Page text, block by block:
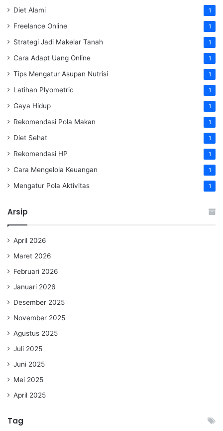
Diet Alami 1
Freelance Online 1
Strategi Jadi Makelar Tanah 1
Cara Adapt Uang Online 1
Tips Mengatur Asupan Nutrisi 1
Latihan Plyometric 1
Gaya Hidup 1
Rekomendasi Pola Makan 1
Diet Sehat 1
Rekomendasi HP 1
Cara Mengelola Keuangan 1
Mengatur Pola Aktivitas 1
Arsip
April 2026
Maret 2026
Februari 2026
Januari 2026
Desember 2025
November 2025
Agustus 2025
Juli 2025
Juni 2025
Mei 2025
April 2025
Tag